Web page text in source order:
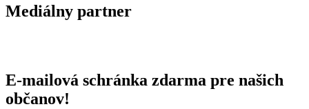
Mediálny partner
E-mailová schránka zdarma pre našich
občanov!